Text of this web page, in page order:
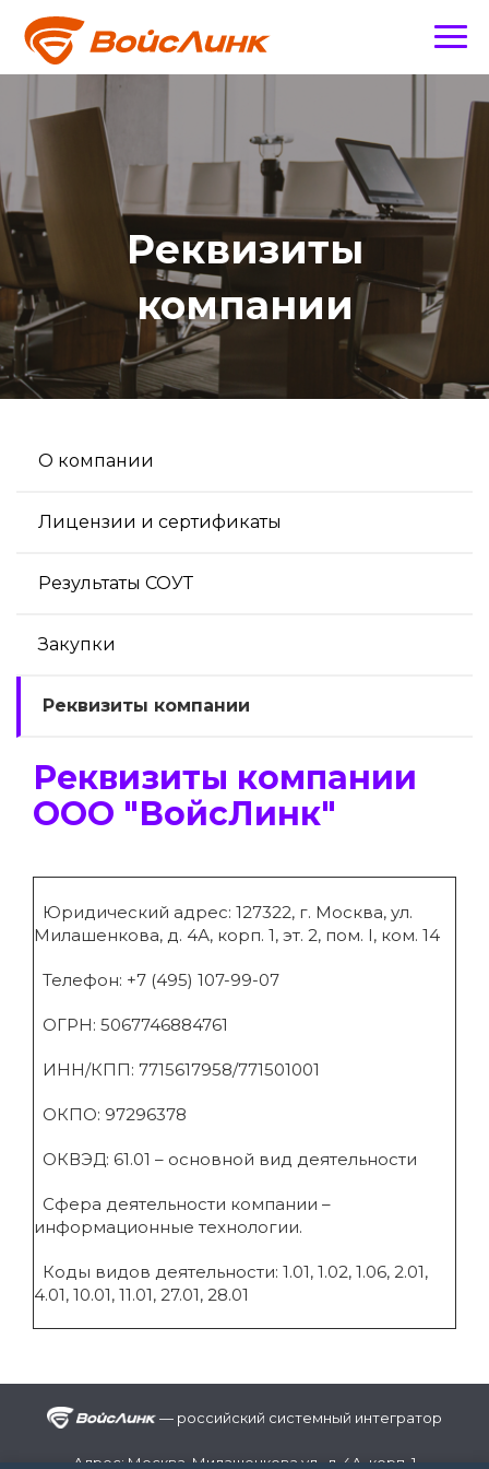
Реквизиты
компании
О компании
Лицензии и сертификаты
Результаты СОУТ
Закупки
Реквизиты компании
Реквизиты компании
ООО "ВойсЛинк"
Юридический адрес: 127322, г. Москва, ул.
Милашенкова, д. 4А, корп. 1, эт. 2, пом. I, ком. 14
Телефон: +7 (495) 107-99-07
ОГРН: 5067746884761
ИНН/КПП: 7715617958/771501001
ОКПО: 97296378
ОКВЭД: 61.01 – основной вид деятельности
Сфера деятельности компании –
информационные технологии.
Коды видов деятельности: 1.01, 1.02, 1.06, 2.01,
4.01, 10.01, 11.01, 27.01, 28.01
— российский системный интегратор
Адрес: Москва, Милашенкова ул., д. 4А, корп. 1